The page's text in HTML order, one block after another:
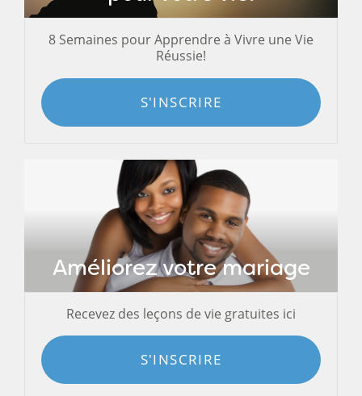
8 Semaines pour Apprendre à Vivre une Vie
Réussie!
S'INSCRIRE
Améliorez votre mariage
Recevez des leçons de vie gratuites ici
S'INSCRIRE